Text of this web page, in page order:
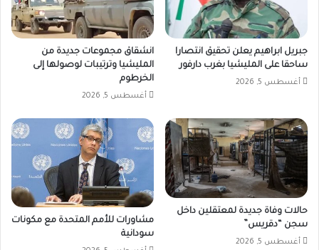
جبريل ابراهيم يعلن تحقيق انتصارا
ساحقا على المليشيا بغرب دارفور
أغسطس 5, 2026
انشقاق مجموعات جديدة من
المليشيا وترتيبات لوصولها إلى
الخرطوم
أغسطس 5, 2026
حالات وفاة جديدة لمعتقلين داخل
سجن “دقريس”
أغسطس 5, 2026
مشاورات للأمم المتحدة مع مكونات
سودانية